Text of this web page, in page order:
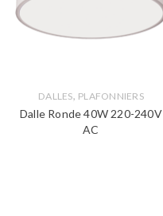
DALLES, PLAFONNIERS
Dalle Ronde 40W 220-240V
AC